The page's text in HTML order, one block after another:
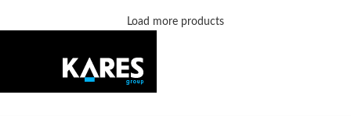
Load more products